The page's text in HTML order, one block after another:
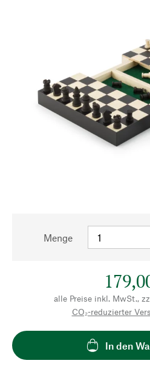
Menge
alle Preise inkl. MwSt.,
CO₂-reduzierter
In den